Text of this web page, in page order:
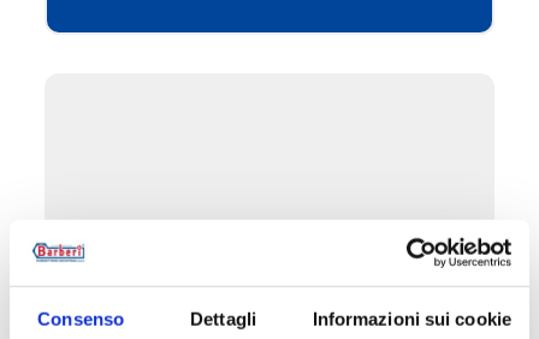
Consenso Dettagli Informazioni sui cookie